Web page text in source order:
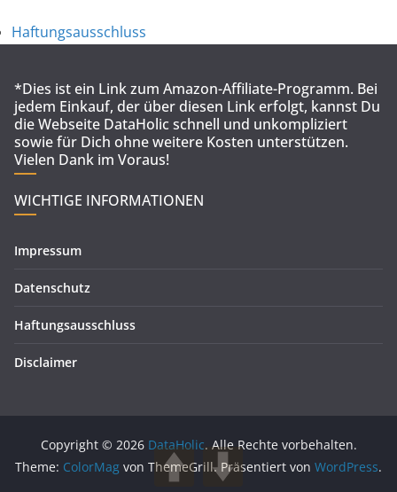
Haftungsausschluss
*Dies ist ein Link zum Amazon-Affiliate-Programm. Bei
jedem Einkauf, der über diesen Link erfolgt, kannst Du
die Webseite DataHolic schnell und unkompliziert
sowie für Dich ohne weitere Kosten unterstützen.
Vielen Dank im Voraus!
WICHTIGE INFORMATIONEN
Impressum
Datenschutz
Haftungsausschluss
Disclaimer
Copyright © 2026 DataHolic. Alle Rechte vorbehalten.
Theme: ColorMag von ThemeGrill. Präsentiert von WordPress.